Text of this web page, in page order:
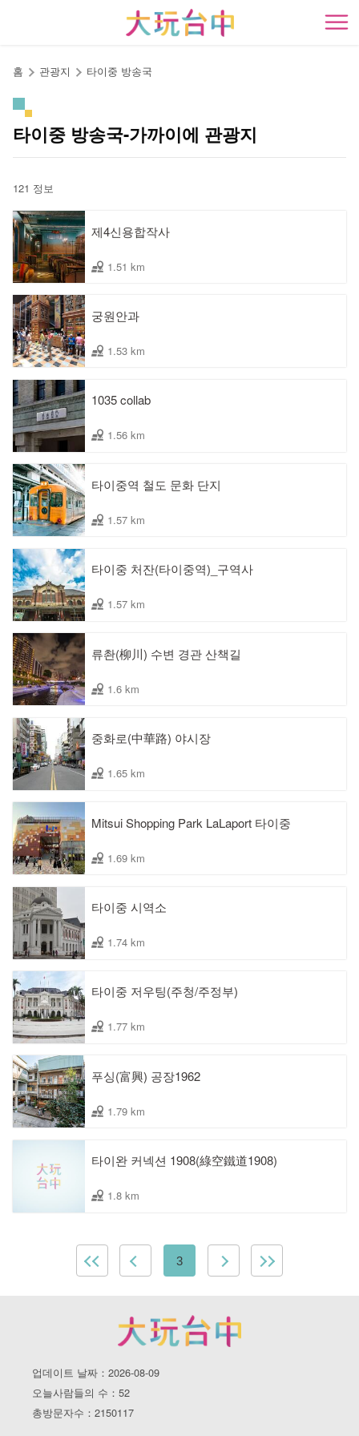
開
홈 관광지 타이중 방송국
타이중 방송국-가까이에 관광지
121 정보
제4신용합작사
1.51 km
궁원안과
1.53 km
1035 collab
1.56 km
타이중역 철도 문화 단지
1.57 km
타이중 처잔(타이중역)_구역사
1.57 km
류촨(柳川) 수변 경관 산책길
1.6 km
중화로(中華路) 야시장
1.65 km
Mitsui Shopping Park LaLaport 타이중
1.69 km
타이중 시역소
1.74 km
타이중 저우팅(주청/주정부)
1.77 km
푸싱(富興) 공장1962
1.79 km
타이완 커넥션 1908(綠空鐵道1908)
1.8 km
3
업데이트 날짜：2026-08-09
오늘사람들의 수：52
총방문자수：2150117